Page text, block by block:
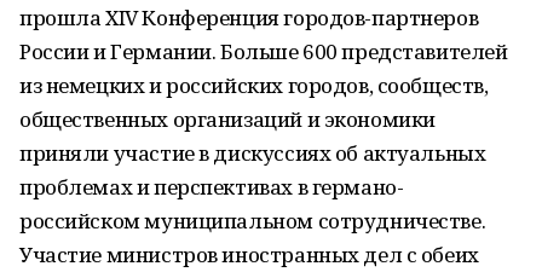
прошла XIV Конференция городов-партнеров
России и Германии. Больше 600 представителей
из немецких и российских городов, сообществ,
общественных организаций и экономики
приняли участие в дискуссиях об актуальных
проблемах и перспективах в германо-
российском муниципальном сотрудничестве.
Участие министров иностранных дел с обеих